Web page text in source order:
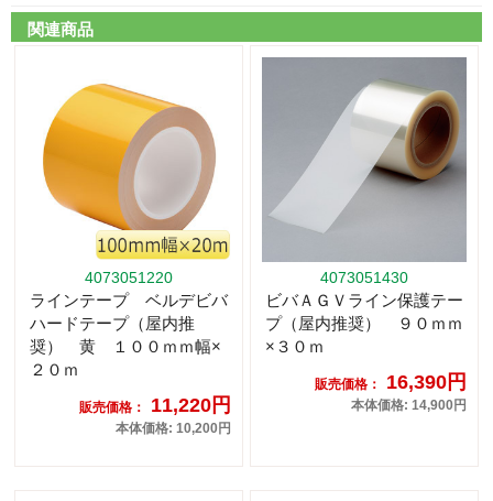
関連商品
4073051220
ラインテープ ベルデビバ
ハードテープ（屋内推
奨） 黄 １００ｍｍ幅×
２０ｍ
販売価格： 11,220円
本体価格: 10,200円
4073051430
ビバＡＧＶライン保護テー
プ（屋内推奨） ９０ｍｍ
×３０ｍ
販売価格： 16,390円
本体価格: 14,900円